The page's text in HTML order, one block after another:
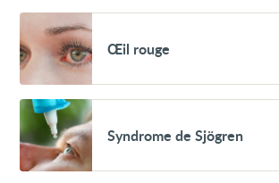
Voir
Œil
rouge
Œil rouge
Voir
Syndrome
de
Sjögren
Syndrome de Sjögren